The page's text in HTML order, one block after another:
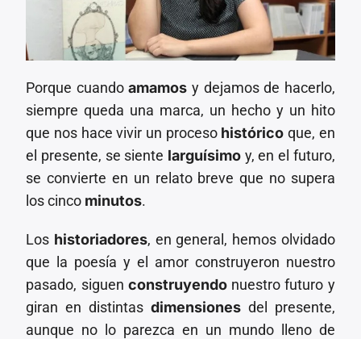
Porque cuandoamamos y dejamos de hacerlo,
siempre queda una marca, un hecho y un hito
que nos hace vivir un proceso histórico que, en
el presente, se siente larguísimo y, en el futuro,
se convierte en un relato breve que no supera
los cinco minutos.
Los historiadores, en general, hemos olvidado
que la poesía y el amor construyeron nuestro
pasado, siguen construyendonuestro futuro y
giran en distintas dimensionesdel presente,
aunque no lo parezca en un mundo lleno de